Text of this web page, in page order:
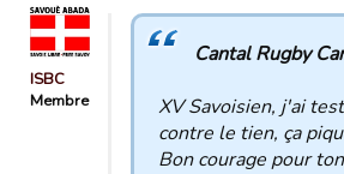
ISBC
Membre
Cantal Rugby
XV Savoisien, j'ai
contre le tien, ça
Bon courage pour